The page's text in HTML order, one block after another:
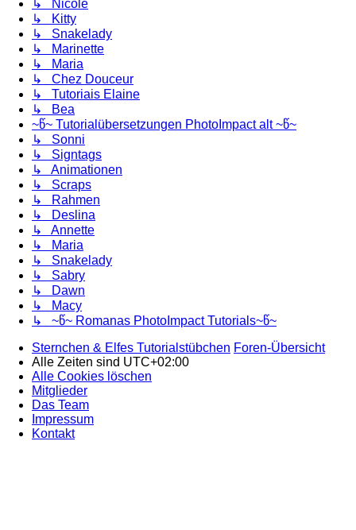
↳ Nicole
↳ Kitty
↳ Snakelady
↳ Marinette
↳ Maria
↳ Chez Douceur
↳ Tutoriais Elaine
↳ Bea
~წ~ Tutorialübersetzungen PhotoImpact alt ~წ~
↳ Sonni
↳ Signtags
↳ Animationen
↳ Scraps
↳ Rahmen
↳ Deslina
↳ Annette
↳ Maria
↳ Snakelady
↳ Sabry
↳ Dawn
↳ Macy
↳ ~წ~ Romanas PhotoImpact Tutorials~წ~
Sternchen & Elfes Tutorialstübchen Foren-Übersicht
Alle Zeiten sind UTC+02:00
Alle Cookies löschen
Mitglieder
Das Team
Impressum
Kontakt